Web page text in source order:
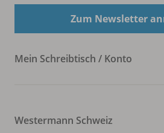
Zum Newsletter
Mein Schreibtisch / Konto
Westermann Schweiz